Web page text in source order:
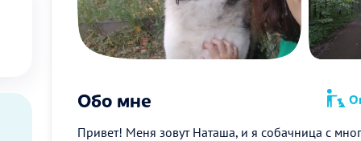
Обо мне
Привет! Меня зовут Наташа, и я собачница с